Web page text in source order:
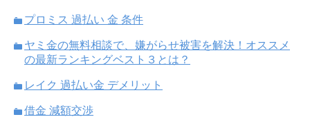
プロミス 過払い 金 条件
ヤミ金の無料相談で、嫌がらせ被害を解決！オススメ
の最新ランキングベスト３とは？
レイク 過払い金 デメリット
借金 減額交渉